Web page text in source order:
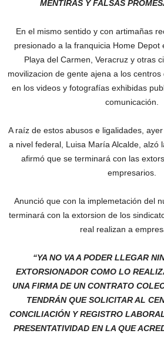
MENTIRAS Y FALSAS
En el mismo sentido y con artimañas
presionado a la franquicia Home Depot
Playa del Carmen, Veracruz y otras
movilizacion de gente ajena a los
en los videos y fotografías exhibidas
comunicación.
A raíz de estos abusos e ligalidades,
a nivel federal, Luisa María Alcalde, alzó
afirmó que se terminará con las
empresarios.
Anunció que con la implemetación del
terminará con la extorsion de los
real realizan a
“YA NO VA A PODER LLEGAR
EXTORSIONADOR COMO LO
UNA FIRMA DE UN CONTRATO
TENDRÁN QUE SOLICITAR AL
CONCILIACIÓN Y REGISTRO
PRESENTATIVIDAD EN LA QUE